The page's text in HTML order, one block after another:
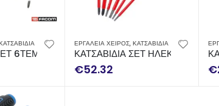
6ΤΕΜ FACOM ATP.J6PB
ΕΡΓΑΛΕΙΑ ΧΕΙΡΟΣ, ΚΑΤΣΑΒΙΔΙΑ
ΚΑΤΣΑΒΙΔΙΑ ΣΕΤ
€52.32 €